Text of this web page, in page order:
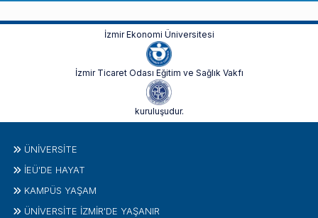
İzmir Ekonomi Üniversitesi
İzmir Ticaret Odası Eğitim ve Sağlık Vakfı
kuruluşudur.
ÜNIVERSITE
İEÜ'DE HAYAT
KAMPÜS YAŞAM
ÜNİVERSİTE İZMİR'DE YAŞANIR